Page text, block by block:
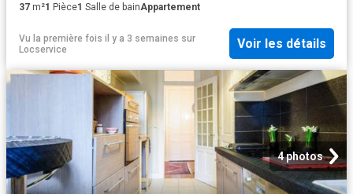
37 m²1 Pièce1 Salle de bainAppartement
Vu la première fois il y a 3 semaines sur
Locservice
Voir les détails
4 photos